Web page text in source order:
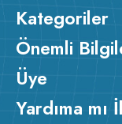
Kategoriler
Önemli
Üye
Yardıma mı